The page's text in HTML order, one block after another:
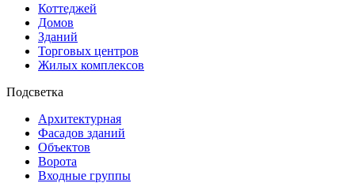
Коттеджей
Домов
Зданий
Торговых центров
Жилых комплексов
Подсветка
Архитектурная
Фасадов зданий
Объектов
Ворота
Входные группы